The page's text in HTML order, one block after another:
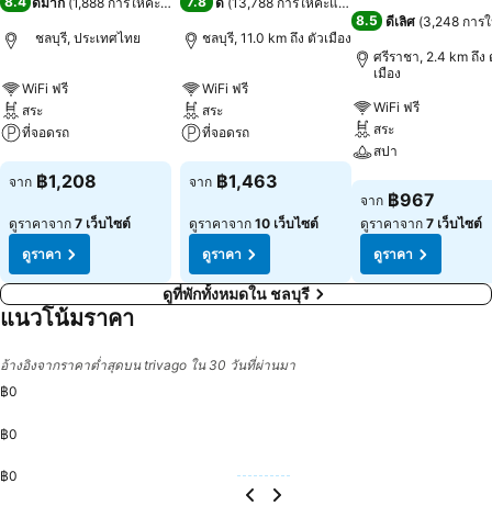
ชลบุรี, ประเทศไทย
WiFi ฟรี
สระ
ที่จอดรถ
ดูราคา
จาก ฿1,208
ดูราคาจาก 7 เว็บไซต์
ดูราคา
ชลบุรี, 11.0 km ถึง ตัวเมือง
WiFi ฟรี
สระ
ที่จอดรถ
ดูราคา
จาก ฿1,463
ดูราคาจาก 10 เว็บไซต์
ดูราคา
8.5 ดีเลิศ (3,248 การ
ศรีราชา, 2.4 km ถึง
เมือง
WiFi ฟรี
สระ
สปา
ดูราคา
จาก ฿967
ดูราคาจาก 7 เว็บไซต์
ดูราคา
ดูที่พักทั้งหมดใน ชลบุรี
แนวโน้มราคา
อ้างอิงจากราคาต่ำสุดบน trivago ใน 30 วันที่ผ่านมา
฿0
฿0
฿0